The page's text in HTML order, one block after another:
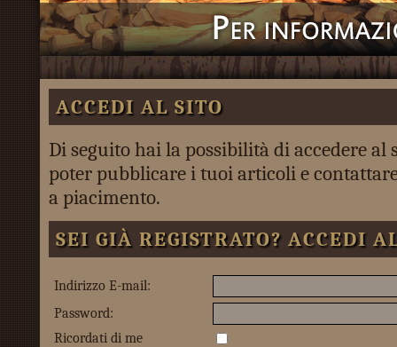
ACCEDI AL SITO
Di seguito hai la possibilità di accedere al
poter pubblicare i tuoi articoli e
a piacimento.
SEI GIÀ REGISTRATO? ACCEDI
Indirizzo E-mail:
Password:
Ricordati di me